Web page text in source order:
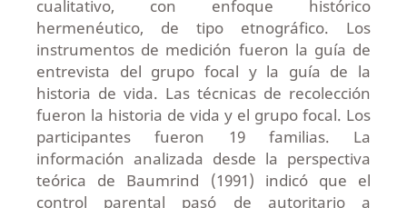
cualitativo, con enfoque histórico
hermenéutico, de tipo etnográfico. Los
instrumentos de medición fueron la guía de
entrevista del grupo focal y la guía de la
historia de vida. Las técnicas de recolección
fueron la historia de vida y el grupo focal. Los
participantes fueron 19 familias. La
información analizada desde la perspectiva
teórica de Baumrind (1991) indicó que el
control parental pasó de autoritario a